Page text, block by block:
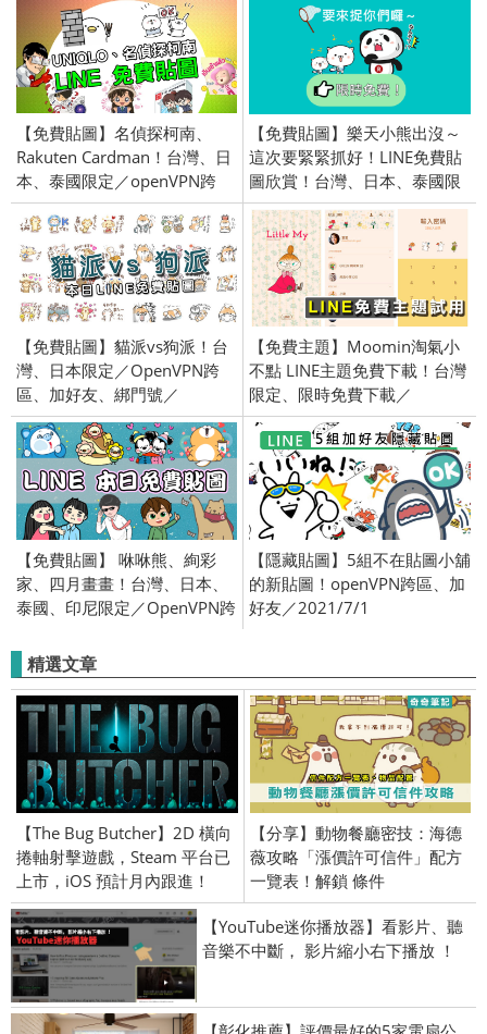
【免費貼圖】名偵探柯南、
Rakuten Cardman！台灣、日
本、泰國限定／openVPN跨
區、加好友、綁門號／
2018/09/11
【免費貼圖】樂天小熊出沒～
這次要緊緊抓好！LINE免費貼
圖欣賞！台灣、日本、泰國限
定／openVPN跨區、加好友、
門號圖／2015/9/1
【免費貼圖】貓派vs狗派！台
灣、日本限定／OpenVPN跨
區、加好友、綁門號／
2020/7/28
【免費主題】Moomin淘氣小
不點 LINE主題免費下載！台灣
限定、限時免費下載／
2019/06/27
【免費貼圖】 咻咻熊、絢彩
家、四月畫畫！台灣、日本、
泰國、印尼限定／OpenVPN跨
2019/12/17
【隱藏貼圖】5組不在貼圖小舖
的新貼圖！openVPN跨區、加
好友／2021/7/1
精選文章
【The Bug Butcher】2D 橫向
捲軸射擊遊戲，Steam 平台已
上市，iOS 預計月內跟進！
【分享】動物餐廳密技：海德
薇攻略「漲價許可信件」配方
一覽表！解鎖 條件
【YouTube迷你播放器】看影片、聽
音樂不中斷， 影片縮小右下播放 ！